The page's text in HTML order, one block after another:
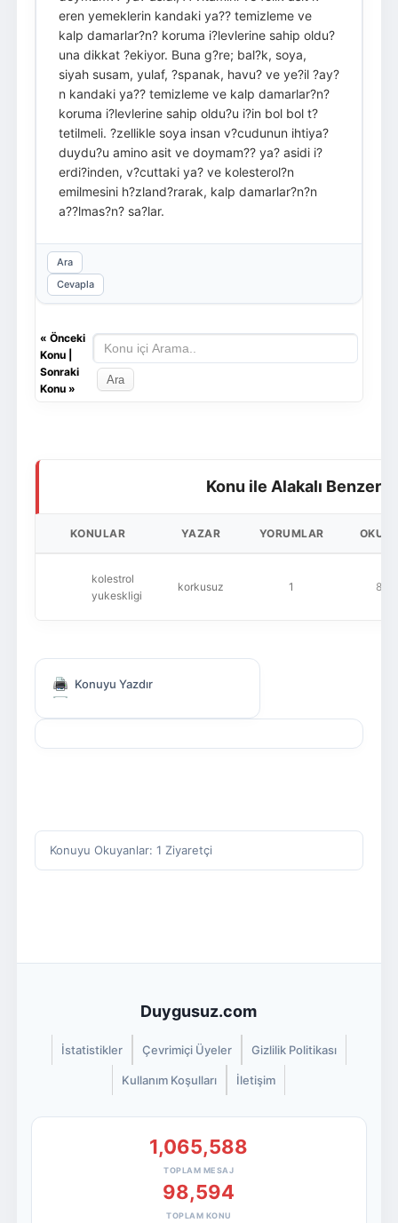
eren yemeklerin kandaki ya?? temizleme ve
kalp damarlar?n? koruma i?levlerine sahip oldu?
una dikkat ?ekiyor. Buna g?re; bal?k, soya,
siyah susam, yulaf, ?spanak, havu? ve ye?il ?ay?
n kandaki ya?? temizleme ve kalp damarlar?n?
koruma i?levlerine sahip oldu?u i?in bol bol t?
tetilmeli. ?zellikle soya insan v?cudunun ihtiya?
duydu?u amino asit ve doymam?? ya? asidi i?
erdi?inden, v?cuttaki ya? ve kolesterol?n
emilmesini h?zland?rarak, kalp damarlar?n?n
a??lmas?n? sa?lar.
Ara
Cevapla
« Önceki
Konu|
Sonraki
Konu»
Konu ile Alakalı Benzer
KONULAR YAZAR YORUMLAR
kolestrol
yukeskligi
korkusuz 1 848
Konuyu Yazdır
Konuyu Okuyanlar: 1 Ziyaretçi
Duygusuz.com
İstatistikler Çevrimiçi Üyeler Gizlilik Politikası
Kullanım Koşulları İletişim
1,065,588
TOPLAM MESAJ
98,594
TOPLAM KONU